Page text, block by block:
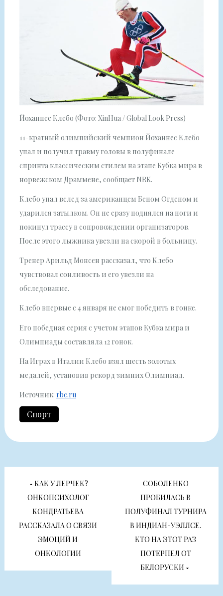
Йоханнес Клебо (Фото: XinHua / Global Look Press)
11-кратный олимпийский чемпион Йоханнес Клебо
упал и получил травму головы в полуфинале
спринта классическим стилем на этапе Кубка мира в
норвежском Драммене, сообщает NRK.
Клебо упал вслед за американцем Беном Огденом и
ударился затылком. Он не сразу поднялся на ноги и
покинул трассу в сопровождении организаторов.
После этого лыжника увезли на скорой в больницу.
Тренер Арильд Монсен рассказал, что Клебо
чувствовал сонливость и его увезли на
обследование.
Клебо впервые с 4 января не смог победить в гонке.
Его победная серия с учетом этапов Кубка мира и
Олимпиады составляла 12 гонок.
На Играх в Италии Клебо взял шесть золотых
медалей, установив рекорд зимних Олимпиад.
Источник: rbc.ru
Спорт
Навигация
по
записям
КАК У ЛЕРЧЕК?
ОНКОПСИХОЛОГ
КОНДРАТЬЕВА
РАССКАЗАЛА О СВЯЗИ
ЭМОЦИЙ И
ОНКОЛОГИИ
СОБОЛЕНКО
ПРОБИЛАСЬ В
ПОЛУФИНАЛ ТУРНИРА
В ИНДИАН-УЭЛЛСЕ.
КТО НА ЭТОТ РАЗ
ПОТЕРПЕЛ ОТ
БЕЛОРУСКИ